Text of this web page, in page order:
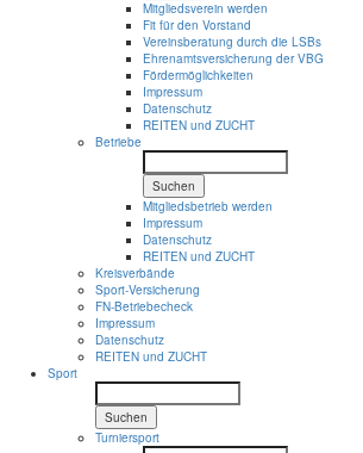
Mitgliedsverein werden
Fit für den Vorstand
Vereinsberatung durch die LSBs
Ehrenamtsversicherung der VBG
Fördermöglichkeiten
Impressum
Datenschutz
REITEN und ZUCHT
Betriebe
Suchen
Mitgliedsbetrieb werden
Impressum
Datenschutz
REITEN und ZUCHT
Kreisverbände
Sport-Versicherung
FN-Betriebecheck
Impressum
Datenschutz
REITEN und ZUCHT
Sport
Suchen
Turniersport